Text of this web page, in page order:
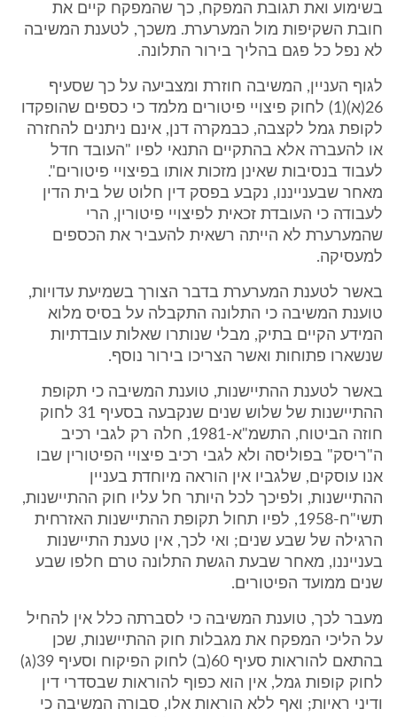
בשימוע ואת תגובת המפקח, כך שהמפקח קיים את
חובת השקיפות מול המערערת. משכך, לטענת המשיבה
לא נפל כל פגם בהליך בירור התלונה.
לגוף העניין, המשיבה חוזרת ומצביעה על כך שסעיף
26(א)(1) לחוק פיצויי פיטורים מלמד כי כספים שהופקדו
לקופת גמל לקצבה, כבמקרה דנן, אינם ניתנים להחזרה
או להעברה אלא בהתקיים התנאי לפיו "העובד חדל
לעבוד בנסיבות שאינן מזכות אותו בפיצויי פיטורים".
מאחר שבענייננו, נקבע בפסק דין חלוט של בית הדין
לעבודה כי העובדת זכאית לפיצויי פיטורין, הרי
שהמערערת לא הייתה רשאית להעביר את הכספים
למעסיקה.
באשר לטענת המערערת בדבר הצורך בשמיעת עדויות,
טוענת המשיבה כי התלונה התקבלה על בסיס מלוא
המידע הקיים בתיק, מבלי שנותרו שאלות עובדתיות
שנשארו פתוחות ואשר הצריכו בירור נוסף.
באשר לטענת ההתיישנות, טוענת המשיבה כי תקופת
ההתיישנות של שלוש שנים שנקבעה בסעיף 31 לחוק
חוזה הביטוח, התשמ"א-1981, חלה רק לגבי רכיב
ה"ריסק" בפוליסה ולא לגבי רכיב פיצויי הפיטורין שבו
אנו עוסקים, שלגביו אין הוראה מיוחדת בעניין
ההתיישנות, ולפיכך לכל היותר חל עליו חוק ההתיישנות,
תשי"ח-1958, לפיו תחול תקופת ההתיישנות האזרחית
הרגילה של שבע שנים; ואי לכך, אין טענת התיישנות
בענייננו, מאחר שבעת הגשת התלונה טרם חלפו שבע
שנים ממועד הפיטורים.
מעבר לכך, טוענת המשיבה כי לסברתה כלל אין להחיל
על הליכי המפקח את מגבלות חוק ההתיישנות, שכן
בהתאם להוראות סעיף 60(ב) לחוק הפיקוח וסעיף 39(ג)
לחוק קופות גמל, אין הוא כפוף להוראות שבסדרי דין
ודיני ראיות; ואף ללא הוראות אלו, סבורה המשיבה כי